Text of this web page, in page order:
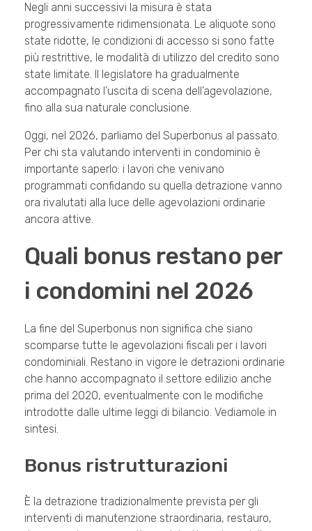
Negli anni successivi la misura è stata
progressivamente ridimensionata. Le aliquote sono
state ridotte, le condizioni di accesso si sono fatte
più restrittive, le modalità di utilizzo del credito sono
state limitate. Il legislatore ha gradualmente
accompagnato l’uscita di scena dell’agevolazione,
fino alla sua naturale conclusione.
Oggi, nel 2026, parliamo del Superbonus al passato.
Per chi sta valutando interventi in condominio è
importante saperlo: i lavori che venivano
programmati confidando su quella detrazione vanno
ora rivalutati alla luce delle agevolazioni ordinarie
ancora attive.
Quali bonus restano per
i condomini nel 2026
La fine del Superbonus non significa che siano
scomparse tutte le agevolazioni fiscali per i lavori
condominiali. Restano in vigore le detrazioni ordinarie
che hanno accompagnato il settore edilizio anche
prima del 2020, eventualmente con le modifiche
introdotte dalle ultime leggi di bilancio. Vediamole in
sintesi.
Bonus ristrutturazioni
È la detrazione tradizionalmente prevista per gli
interventi di manutenzione straordinaria, restauro,